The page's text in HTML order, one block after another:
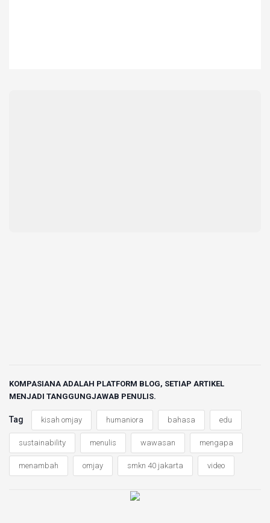
KOMPASIANA ADALAH PLATFORM BLOG, SETIAP ARTIKEL
MENJADI TANGGUNGJAWAB PENULIS.
Tag kisah omjay humaniora bahasa edu
sustainability menulis wawasan mengapa
menambah omjay smkn 40 jakarta video